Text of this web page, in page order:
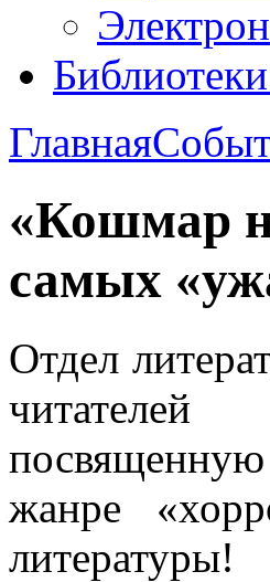
Главная
«Кошмар
самых
Отдел
читателей
жанре
литературы!